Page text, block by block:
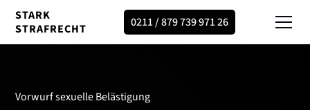
STARK
STRAFRECHT
0211 / 879 739 971 26
Vorwurf sexuelle Belästigung